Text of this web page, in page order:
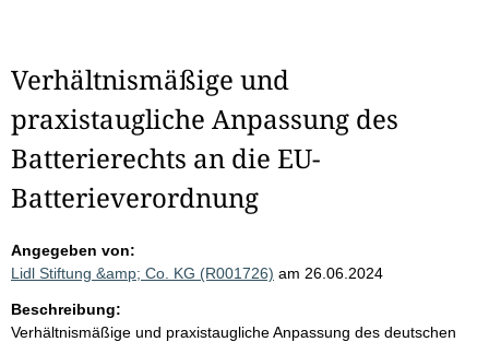
Verhältnismäßige und
praxistaugliche Anpassung des
Batterierechts an die EU-
Batterieverordnung
Angegeben von:
Lidl Stiftung &amp; Co. KG (R001726) am 26.06.2024
Beschreibung:
Verhältnismäßige und praxistaugliche Anpassung des deutschen